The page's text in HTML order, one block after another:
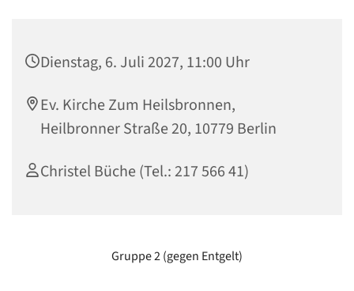
Dienstag, 6. Juli 2027, 11:00 Uhr
Ev. Kirche Zum Heilsbronnen,
Heilbronner Straße 20, 10779 Berlin
Christel Büche (Tel.: 217 566 41)
Gruppe 2 (gegen Entgelt)